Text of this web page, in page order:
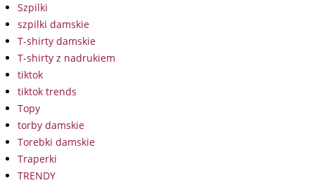
Szpilki
szpilki damskie
T-shirty damskie
T-shirty z nadrukiem
tiktok
tiktok trends
Topy
torby damskie
Torebki damskie
Traperki
TRENDY